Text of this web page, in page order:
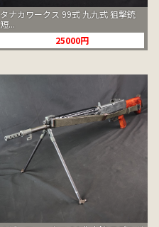
タナカワークス 99式 九九式 狙撃銃
短...
25000円